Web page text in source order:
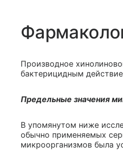
Производное
бактерицидным
Предельные значения
В упомянутом ниже
обычно применяемых
микроорганизмов была